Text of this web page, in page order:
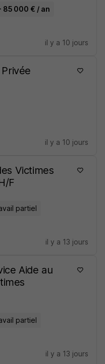
85 000 € / an
il y a 10 jours
il y a 10 jours
Victimes
F
partiel
il y a 13 jours
Aide au
partiel
il y a 13 jours